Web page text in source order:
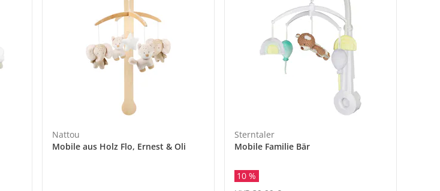
Nattou
Mobile aus Holz Flo, Ernest & Oli
Sterntaler
Mobile Familie Bär
10 %